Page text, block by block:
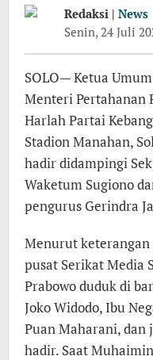
dari
Redaksi | News
Senin, 24 Juli
SOLO— Ketua
Menteri Pertahanan
Harlah Partai
Stadion Manahan,
hadir didampingi
Waketum Sugiono
pengurus Gerindra
Menurut
pusat Serikat Media
Prabowo duduk di
Joko Widodo, Ibu
Puan Maharani,
hadir. Saat